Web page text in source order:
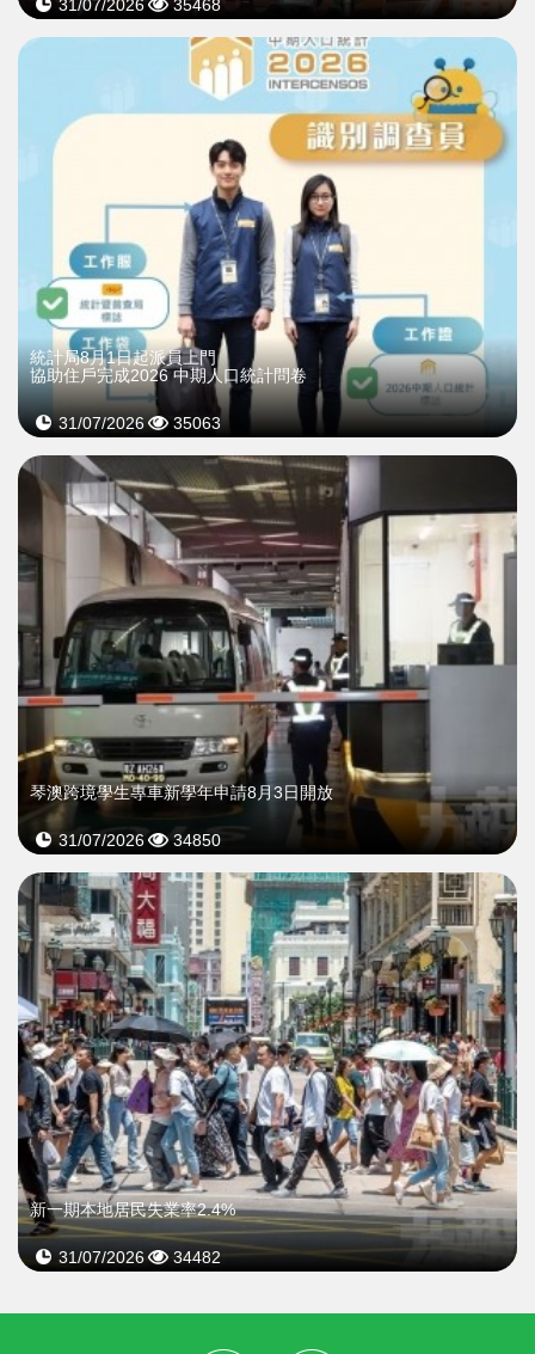
31/07/2026 35468
統計局8月1日起派員上門
協助住戶完成2026 中期人口統計問卷
31/07/2026 35063
琴澳跨境學生專車新學年申請8月3日開放
31/07/2026 34850
新一期本地居民失業率2.4%
31/07/2026 34482